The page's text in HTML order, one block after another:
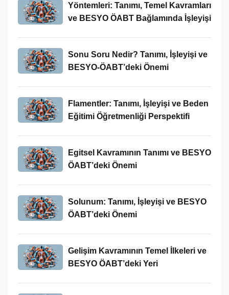
Yöntemleri: Tanımı, Temel Kavramları
ve BESYO ÖABT Bağlamında İşleyişi
Sonu Soru Nedir? Tanımı, İşleyişi ve
BESYO-ÖABT’deki Önemi
Flamentler: Tanımı, İşleyişi ve Beden
Eğitimi Öğretmenliği Perspektifi
Egitsel Kavramının Tanımı ve BESYO
ÖABT’deki Önemi
Solunum: Tanımı, İşleyişi ve BESYO
ÖABT’deki Önemi
Gelişim Kavramının Temel İlkeleri ve
BESYO ÖABT’deki Yeri